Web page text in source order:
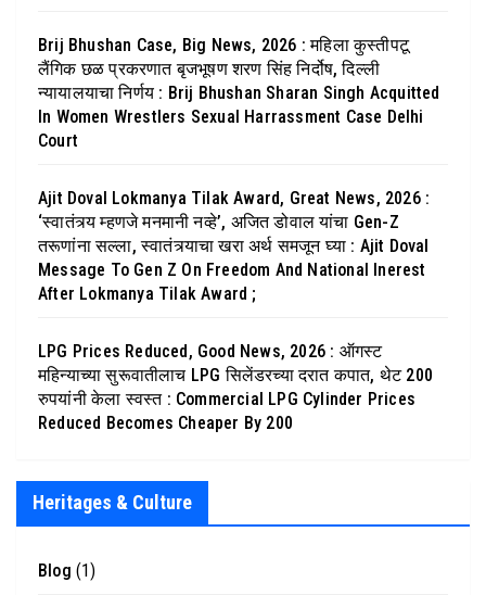
Brij Bhushan Case, Big News, 2026 : महिला कुस्तीपटू
लैंगिक छळ प्रकरणात बृजभूषण शरण सिंह निर्दोष, दिल्ली
न्यायालयाचा निर्णय : Brij Bhushan Sharan Singh Acquitted
In Women Wrestlers Sexual Harrassment Case Delhi
Court
Ajit Doval Lokmanya Tilak Award, Great News, 2026 :
‘स्वातंत्र्य म्हणजे मनमानी नव्हे’, अजित डोवाल यांचा Gen-Z
तरूणांना सल्ला, स्वातंत्र्याचा खरा अर्थ समजून घ्या : Ajit Doval
Message To Gen Z On Freedom And National Inerest
After Lokmanya Tilak Award ;
LPG Prices Reduced, Good News, 2026 : ऑगस्ट
महिन्याच्या सुरूवातीलाच LPG सिलेंडरच्या दरात कपात, थेट 200
रुपयांनी केला स्वस्त : Commercial LPG Cylinder Prices
Reduced Becomes Cheaper By 200
Heritages & Culture
Blog (1)